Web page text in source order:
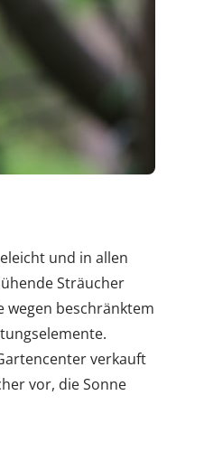
und in allen
Sträucher
wegen beschränktem
verkauft
vor, die Sonne